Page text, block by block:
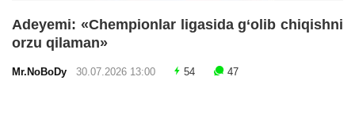
Adeyemi: «Chempionlar ligasida g‘olib chiqishni
orzu qilaman»
Mr.NoBoDy 30.07.2026 13:00 54 47